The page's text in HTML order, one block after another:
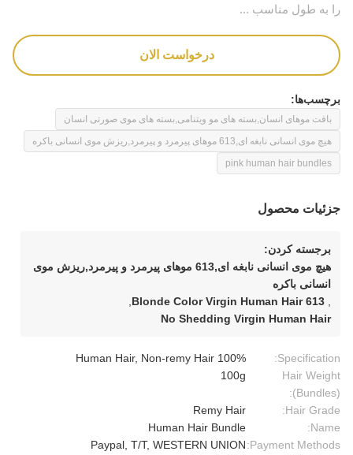
را به طول مناسب ...
درخواست الان
برچسب‌ها:
بافت موهای انسان,بسته های مو ویتنامی,بسته های موی صورتی انسان
هیچ موی انسانی نابغه ای,613 موهای پیرمرد و پیرمرد,ریزش موی انسانی باکره
pink human hair bundles
جزئیات محصول
برجسته کردن:
هیچ موی انسانی نابغه ای,613 موهای پیرمرد و پیرمرد,ریزش موی
انسانی باکره
613 Blonde Color Virgin Human Hair
No Shedding Virgin Human Hair
Specification:
100% Human Hair, Non-remy Hair
Hair Weight
(Bundles):
100g
Hair Grade:
Remy Hair
Name:
Human Hair Bundle
Payment Methods:
Paypal, T/T, WESTERN UNION